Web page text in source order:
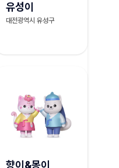
유성이
대전광역시 유성구
향이&몽이